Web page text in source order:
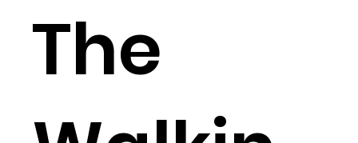
The